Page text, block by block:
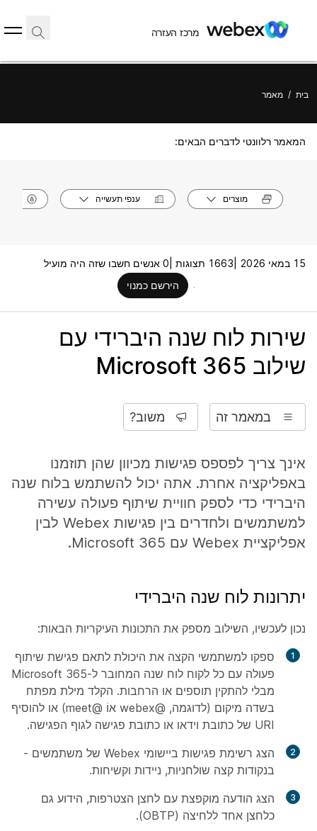
מרכז העזרה
בית / מאמר
המאמר רלוונטי לדברים הבאים:
מוצרים ענפי תעשייה
15 במאי 2026 | 1663 תצוגות |
0 אנשים חשבו שזה היה מועיל
הירשם כמנוי
שירות לוח שנה היברידי עם
שילוב Microsoft 365
במאמר זה משוב?
אינך צריך לפספס פגישות מכיוון שהן תוזמנו
באפליקציה אחרת. אתה יכול להשתמש בלוח שנה
היברידי כדי לספק חוויית שיתוף פעולה עשירה
למשתמשים ולחדרים בין פגישות Webex לבין
אפליקציית Webex עם Microsoft 365.
יתרונות לוח שנה היברידי
נכון לעכשיו, השילוב מספק את התכונות העיקריות הבאות:
ספקו למשתמשי הקצה את היכולת לתאם פגישת שיתוף
פעולה עם כל לקוח לוח שנה המחובר ל-Microsoft 365
מבלי להתקין תוספים או הרחבות. הקלד מילת מפתח
בשדה מיקום
(לדוגמה, @webex אוֹ @meet) או להוסיף
URI של כתובת וידאו או כתובת פגישה לגוף הפגישה.
הצג רשימת פגישות ביישומי Webex של משתמשים -
בנקודות קצה שולחניות, ניידות וקשיחות.
הצג הודעה מוקפצת עם לחצן הצטרפות, הידוע גם
כלחצן אחד ללחיצה (OBTP).